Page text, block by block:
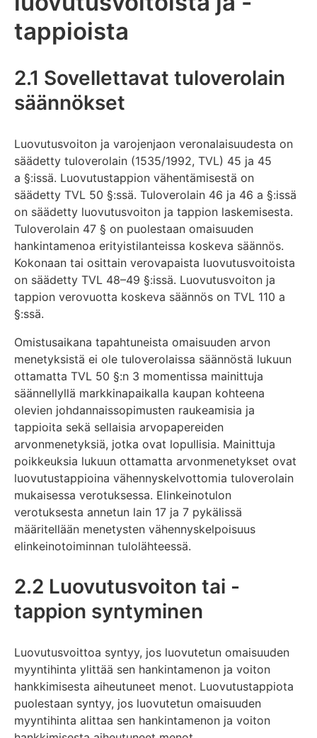
tappioista
2.1 Sovellettavat tuloverolain
säännökset
Luovutusvoiton ja varojenjaon veronalaisuudesta on
säädetty tuloverolain (1535/1992, TVL) 45 ja 45
a §:issä. Luovutustappion vähentämisestä on
säädetty TVL 50 §:ssä. Tuloverolain 46 ja 46 a §:issä
on säädetty luovutusvoiton ja tappion laskemisesta.
Tuloverolain 47 § on puolestaan omaisuuden
hankintamenoa erityistilanteissa koskeva säännös.
Kokonaan tai osittain verovapaista luovutusvoitoista
on säädetty TVL 48–49 §:issä. Luovutusvoiton ja
tappion verovuotta koskeva säännös on TVL 110 a
§:ssä.
Omistusaikana tapahtuneista omaisuuden arvon
menetyksistä ei ole tuloverolaissa säännöstä lukuun
ottamatta TVL 50 §:n 3 momentissa mainittuja
säännellyllä markkinapaikalla kaupan kohteena
olevien johdannaissopimusten raukeamisia ja
tappioita sekä sellaisia arvopapereiden
arvonmenetyksiä, jotka ovat lopullisia. Mainittuja
poikkeuksia lukuun ottamatta arvonmenetykset ovat
luovutustappioina vähennyskelvottomia tuloverolain
mukaisessa verotuksessa. Elinkeinotulon
verotuksesta annetun lain 17 ja 7 pykälissä
määritellään menetysten vähennyskelpoisuus
elinkeinotoiminnan tulolähteessä.
2.2 Luovutusvoiton tai -
tappion syntyminen
Luovutusvoittoa syntyy, jos luovutetun omaisuuden
myyntihinta ylittää sen hankintamenon ja voiton
hankkimisesta aiheutuneet menot. Luovutustappiota
puolestaan syntyy, jos luovutetun omaisuuden
myyntihinta alittaa sen hankintamenon ja voiton